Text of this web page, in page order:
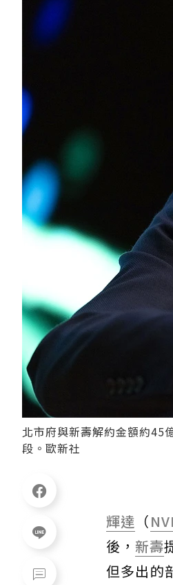
北市府與新壽解約金額約45
段。歐新社
輝達 （
後， 新壽
但多出的